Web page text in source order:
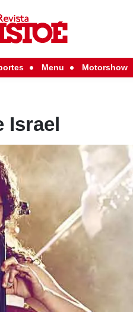
Menu Motorshow
Israel